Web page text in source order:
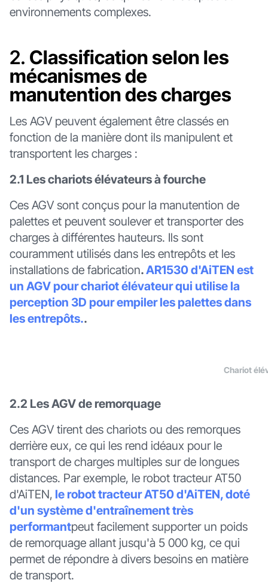
environnements complexes.
2. Classification selon les
mécanismes de
manutention des charges
Les AGV peuvent également être classés en
fonction de la manière dont ils manipulent et
transportent les charges :
2.1 Les chariots élévateurs à fourche
Ces AGV sont conçus pour la manutention de
palettes et peuvent soulever et transporter des
charges à différentes hauteurs. Ils sont
couramment utilisés dans les entrepôts et les
installations de fabrication.AR1530 d'AiTEN est
un AGV pour chariot élévateur qui utilise la
perception 3D pour empiler les palettes dans
les entrepôts..
Chariot
2.2 Les AGV de remorquage
Ces AGV tirent des chariots ou des remorques
derrière eux, ce qui les rend idéaux pour le
transport de charges multiples sur de longues
distances. Par exemple, le robot tracteur AT50
d'AiTEN, le robot tracteur AT50 d'AiTEN, doté
d'un système d'entraînement très
performantpeut facilement supporter un poids
de remorquage allant jusqu'à 5 000 kg, ce qui
permet de répondre à divers besoins en matière
de transport.